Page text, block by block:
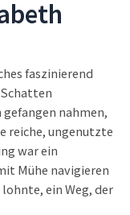
faszinierend
nahmen,
reiche, ungenutzte
war ein
Mühe navigieren
ein Weg, der